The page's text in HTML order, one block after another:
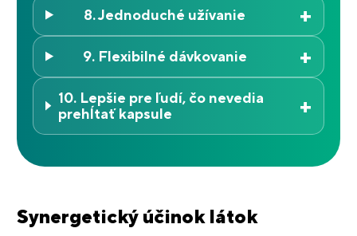
8. Jednoduché užívanie +
9. Flexibilné dávkovanie +
10. Lepšie pre ľudí, čo nevedia
prehĺtať kapsule
+
Synergetický účinok látok